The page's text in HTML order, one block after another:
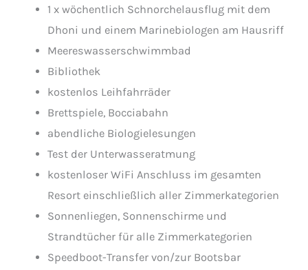
1 x wöchentlich Schnorchelausflug mit dem
Dhoni und einem Marinebiologen am Hausriff
Meereswasserschwimmbad
Bibliothek
kostenlos Leihfahrräder
Brettspiele, Bocciabahn
abendliche Biologielesungen
Test der Unterwasseratmung
kostenloser WiFi Anschluss im gesamten
Resort einschließlich aller Zimmerkategorien
Sonnenliegen, Sonnenschirme und
Strandtücher für alle Zimmerkategorien
Speedboot-Transfer von/zur Bootsbar